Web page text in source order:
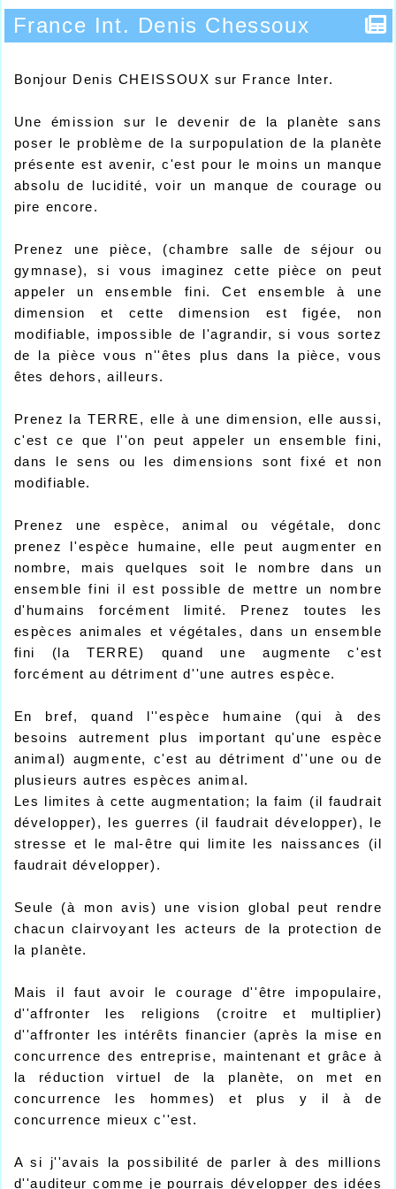
France Int. Denis Chessoux
Bonjour Denis CHEISSOUX sur France Inter.
Une émission sur le devenir de la planète sans
poser le problème de la surpopulation de la planète
présente est avenir, c'est pour le moins un manque
absolu de lucidité, voir un manque de courage ou
pire encore.
Prenez une pièce, (chambre salle de séjour ou
gymnase), si vous imaginez cette pièce on peut
appeler un ensemble fini. Cet ensemble à une
dimension et cette dimension est figée, non
modifiable, impossible de l'agrandir, si vous sortez
de la pièce vous n''êtes plus dans la pièce, vous
êtes dehors, ailleurs.
Prenez la TERRE, elle à une dimension, elle aussi,
c'est ce que l''on peut appeler un ensemble fini,
dans le sens ou les dimensions sont fixé et non
modifiable.
Prenez une espèce, animal ou végétale, donc
prenez l'espèce humaine, elle peut augmenter en
nombre, mais quelques soit le nombre dans un
ensemble fini il est possible de mettre un nombre
d'humains forcément limité. Prenez toutes les
espèces animales et végétales, dans un ensemble
fini (la TERRE) quand une augmente c'est
forcément au détriment d''une autres espèce.
En bref, quand l''espèce humaine (qui à des
besoins autrement plus important qu'une espèce
animal) augmente, c'est au détriment d''une ou de
plusieurs autres espèces animal.
Les limites à cette augmentation; la faim (il faudrait
développer), les guerres (il faudrait développer), le
stresse et le mal-être qui limite les naissances (il
faudrait développer).
Seule (à mon avis) une vision global peut rendre
chacun clairvoyant les acteurs de la protection de
la planète.
Mais il faut avoir le courage d''être impopulaire,
d''affronter les religions (croitre et multiplier)
d''affronter les intérêts financier (après la mise en
concurrence des entreprise, maintenant et grâce à
la réduction virtuel de la planète, on met en
concurrence les hommes) et plus y il à de
concurrence mieux c''est.
A si j''avais la possibilité de parler à des millions
d''auditeur comme je pourrais développer des idées